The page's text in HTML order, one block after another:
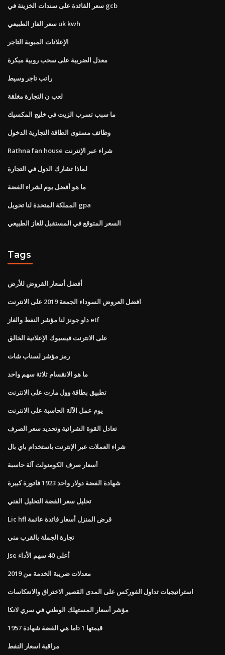
سعر الفائدة على سندات الخزينة في gcb
سعر الغاز الطبيعي uk kwh
الإعلانات المبوبة التاجر
معدل الضريبة على سحب روبية مبكرة
راتب تاجر وسيط
لعب ن التجارة مغلقة
ما سبب تسرب الزيت في خليج المكسيك
وظائف مستوى الطاقة التجارية الدخول
Rathna fan house شراء عبر الإنترنت
لماذا تشارك الدول في التجارة
ما هو أفضل يوم لشراء الفضة
المملكة المتحدة لنا تحويل gpa
السعر المتوقع في المستقبل للغاز الطبيعي
Tags
أفضل أسعار القروض للأرض
افضل العروض السوداء الجمعة 2019 على الانترنت
داو جونز لنا مؤشر النفط والغاز etf
على الانترنت فيسبوك الإعلانية الخالق
رمز مؤشر لسناب شات
ما هو الانقسام ثلاثة سهم واحد
تطبيق بطاقة وول مارت على الانترنت
يوم عمل الآلة الحاسبة على الانترنت
تعادل القوة الشرائية وتحديد سعر الصرف
شراء العملات عبر الإنترنت باستخدام باي بال
أسعار صرف الكومنولث آلة حاسبة
شهادة الفضة دولار واحد 1923 فاتورة كبيرة
تحليل سعر الفضة التحليل الفني
Lic hfl قرض المنزل أسعار فائدة عائمة
تجارة الجملة بالقرب مني
Jse أعلى 40 سهم الأداء
معدلات ضريبة الخدمة من 2019
استراتيجيات تداول الفوركس على المدى القصير الاختراق والانعكاسات
مؤشر أسعار المستهلك الوطني في سري لانكا
ما هي الفضة شهادة 1957b 1 قيمتها
مراقبة اسعار النفط